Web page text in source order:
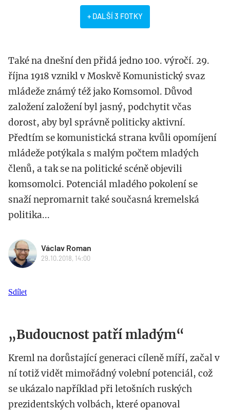
+ DALŠÍ 3 FOTKY
Také na dnešní den přidá jedno 100. výročí. 29.
října 1918 vznikl v Moskvě Komunistický svaz
mládeže známý též jako Komsomol. Důvod
založení založení byl jasný, podchytit včas
dorost, aby byl správně politicky aktivní.
Předtím se komunistická strana kvůli opomíjení
mládeže potýkala s malým počtem mladých
členů, a tak se na politické scéně objevili
komsomolci. Potenciál mladého pokolení se
snaží nepromarnit také současná kremelská
politika...
Václav Roman
29.10.2018, 14:00
Sdílet
„Budoucnost patří mladým“
Kreml na dorůstající generaci cíleně míří, začal v
ní totiž vidět mimořádný volební potenciál, což
se ukázalo například při letošních ruských
prezidentských volbách, které opanoval